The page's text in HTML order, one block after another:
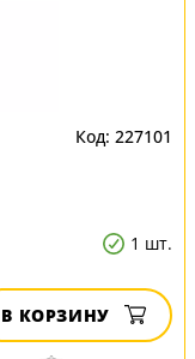
227101
1 шт.
В КОРЗИНУ